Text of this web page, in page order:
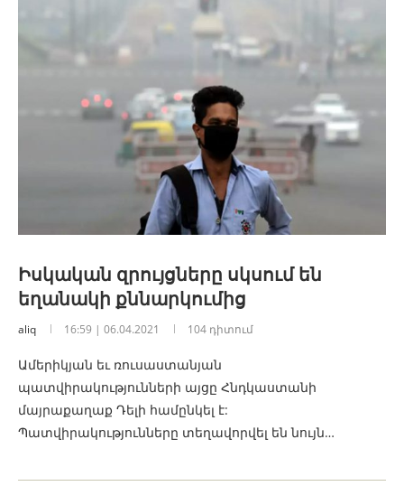
Իսկական զրույցները սկսում են
եղանակի քննարկումից
aliq 16:59 | 06.04.2021 104 դիտում
Ամերիկյան եւ ռուսաստանյան
պատվիրակությունների այցը Հնդկաստանի
մայրաքաղաք Դելի համընկել է:
Պատվիրակությունները տեղավորվել են նույն…